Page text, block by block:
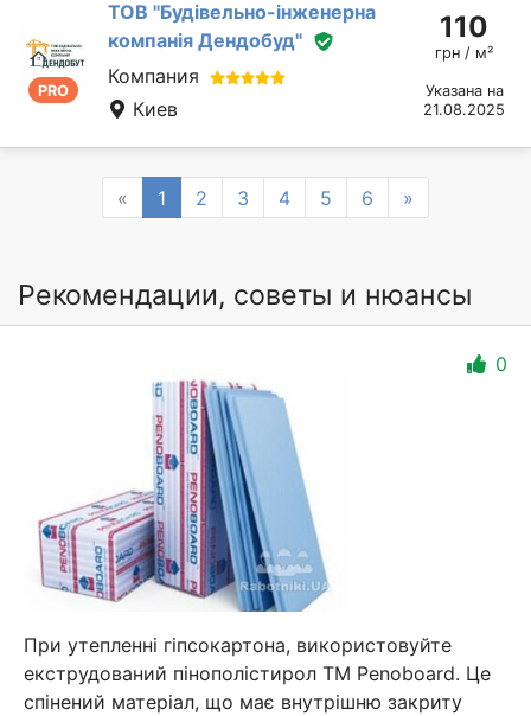
PRO
ТОВ "Будівельно-інженерна
компанія Дендобуд"
Компания
Киев
110
грн / м²
Указана на
21.08.2025
« Previous
1 2 3 4 5 6 »
Рекомендации, советы и нюансы
0
При утепленні гіпсокартона, використовуйте
екструдований пінополістирол ТМ Penoboard. Це
спінений матеріал, що має внутрішню закриту